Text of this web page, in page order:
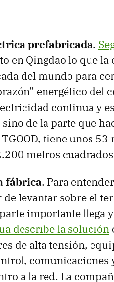
prefabricada.
en Qingdao lo que
del mundo para
energético del
continua y
de la parte que
tiene unos
metros
fábrica. Para
de levantar sobre el
importante llega
describe la solución
de alta tensión,
comunicaciones
a la red. La